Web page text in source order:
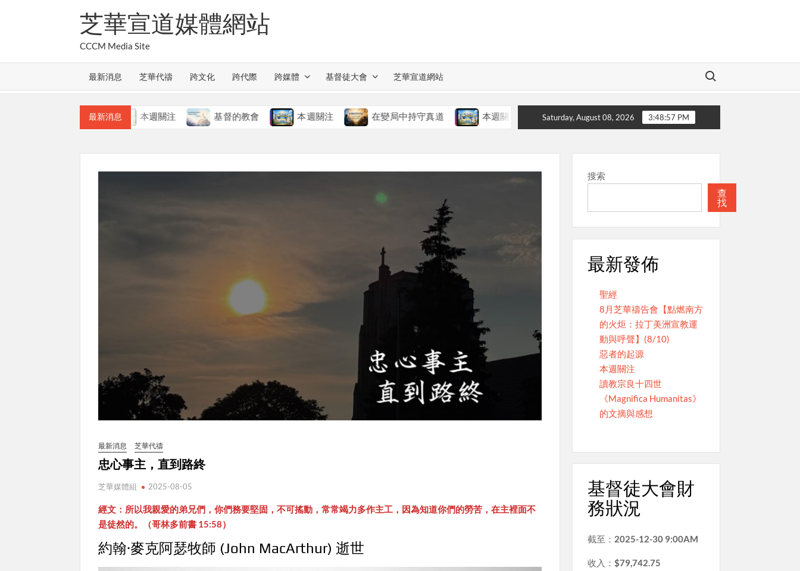
芝華宣道媒體網站
CCCM Media Site
最新消息 芝華代禱 跨文化 跨代際 跨媒體 基督徒大會 芝華宣道網站
Search for:
最新消息
本週關注 基督的教會 本週關注 在變局中持守真道 本週關注 慈愛的神 本週關注 聖經
Saturday, August 08, 2026 3:48:58 PM
最新消息 芝華代禱
忠心事主，直到路終
芝華媒體組 2025-08-05
經文：所以我親愛的弟兄們，你們務要堅固，不可搖動，常常竭力多作主工，因為知道你們的勞苦，在主裡面不
是徒然的。（哥林多前書 15:58）
約翰·麥克阿瑟牧師 (John MacArthur) 逝世
搜索
查
找
最新發佈
聖經
8月芝華禱告會【點燃南方
的火炬：拉丁美洲宣教運
動與呼聲】(8/10)
惡者的起源
本週關注
讀教宗良十四世
《Magnifica Humanitas》
的文摘與感想
基督徒大會財
務狀況
截至： 2025-12-30 9:00AM
收入： $79,742.75